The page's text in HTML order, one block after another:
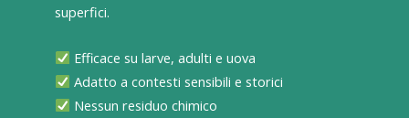
superfici.
Efficace su larve, adulti e uova
Adatto a contesti sensibili e storici
Nessun residuo chimico